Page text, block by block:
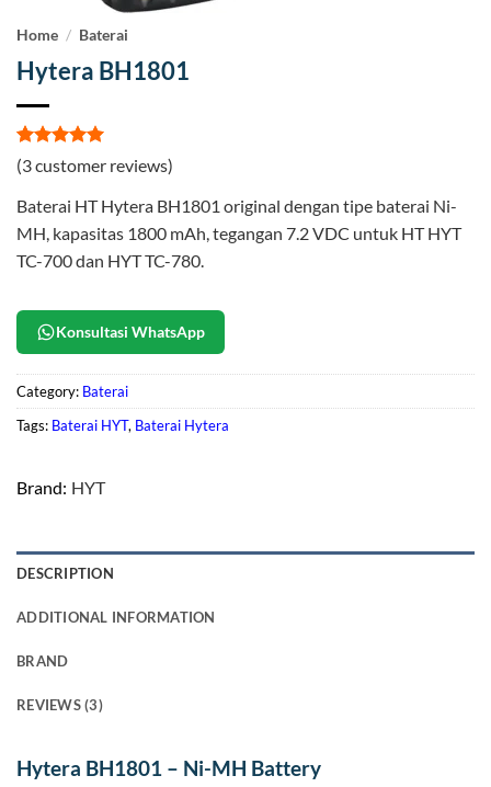
Home / Baterai
Hytera BH1801
Rated5
out of 5
3
customer
ratings
(3customer reviews)
Baterai HT Hytera BH1801 original dengan tipe baterai Ni-
MH, kapasitas 1800 mAh, tegangan 7.2 VDC untuk HT HYT
TC-700 dan HYT TC-780.
Konsultasi WhatsApp
Category: Baterai
Tags: Baterai HYT, Baterai Hytera
Brand: HYT
DESCRIPTION
ADDITIONAL INFORMATION
BRAND
REVIEWS (3)
Hytera BH1801 – Ni-MH Battery